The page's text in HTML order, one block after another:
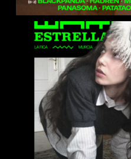
Amore